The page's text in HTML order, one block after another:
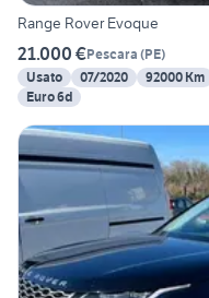
Range Rover Evoque
21.000 €Pescara (PE)
Usato
07/2020 92000 Km
Euro 6d